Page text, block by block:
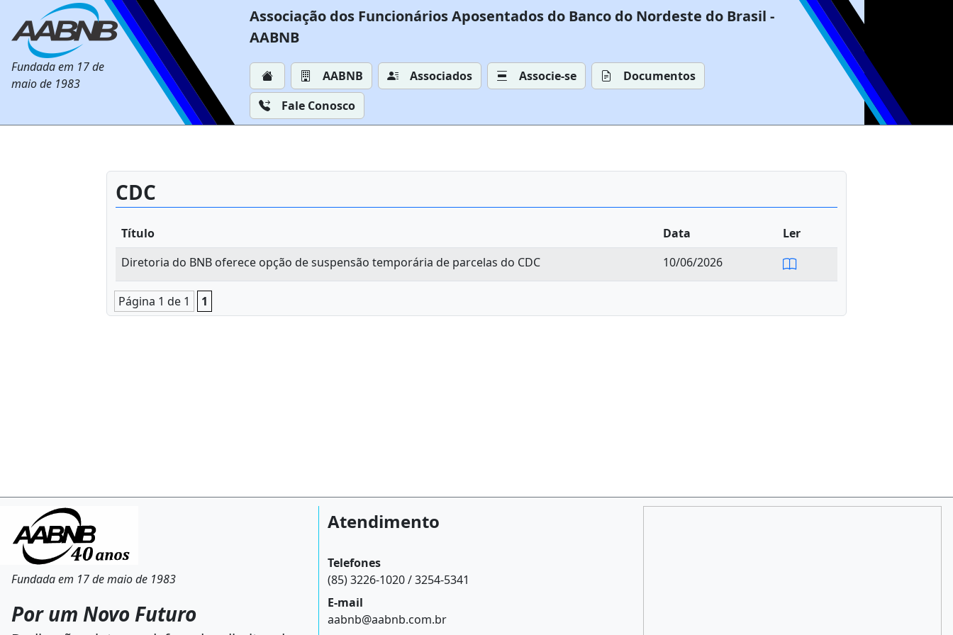
Fundada em 17 de
maio de 1983
Associação dos Funcionários Aposentados do Banco do Nordeste do Brasil -
AABNB
AABNB Associados Associe-se
Documentos
Fale Conosco
CDC
Título Data
Ler
Diretoria do BNB oferece opção de suspensão temporária de parcelas do CDC
10/06/2026
Página 1 de 1 1
Fundada em 17 de maio de 1983
Por um Novo Futuro
Atendimento
Telefones
(85) 3226-1020 / 3254-5341
E-mail
aabnb@aabnb.com.br